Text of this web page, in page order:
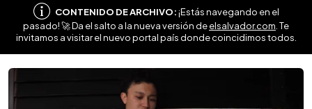
CONTENIDO DE ARCHIVO:¡Estás navegando en el
pasado! 🚀 Da el salto a la nueva versión deelsalvador.com . Te
invitamos a visitar el nuevo portal país donde coincidimos todos.